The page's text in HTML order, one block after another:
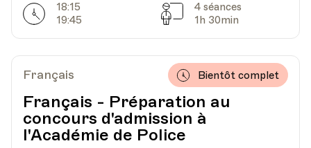
Date
31.03.2026 Heure
18.00
Lieu
HEP - Haute Ecole Pédagogique - Salle 719
1005, Lausanne
Horarires
18:15
19:45
Séances
4 séances
1h 30min
Français
Français - Préparation au
concours d'admission à
l'Académie de Police
Bientôt complet